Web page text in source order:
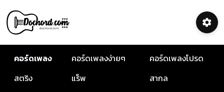
คอร์ดเพลง คอร์ดเพลงง่ายๆ
คอร์ดเพลงโปรด
สตริง
แร็พ
สากล